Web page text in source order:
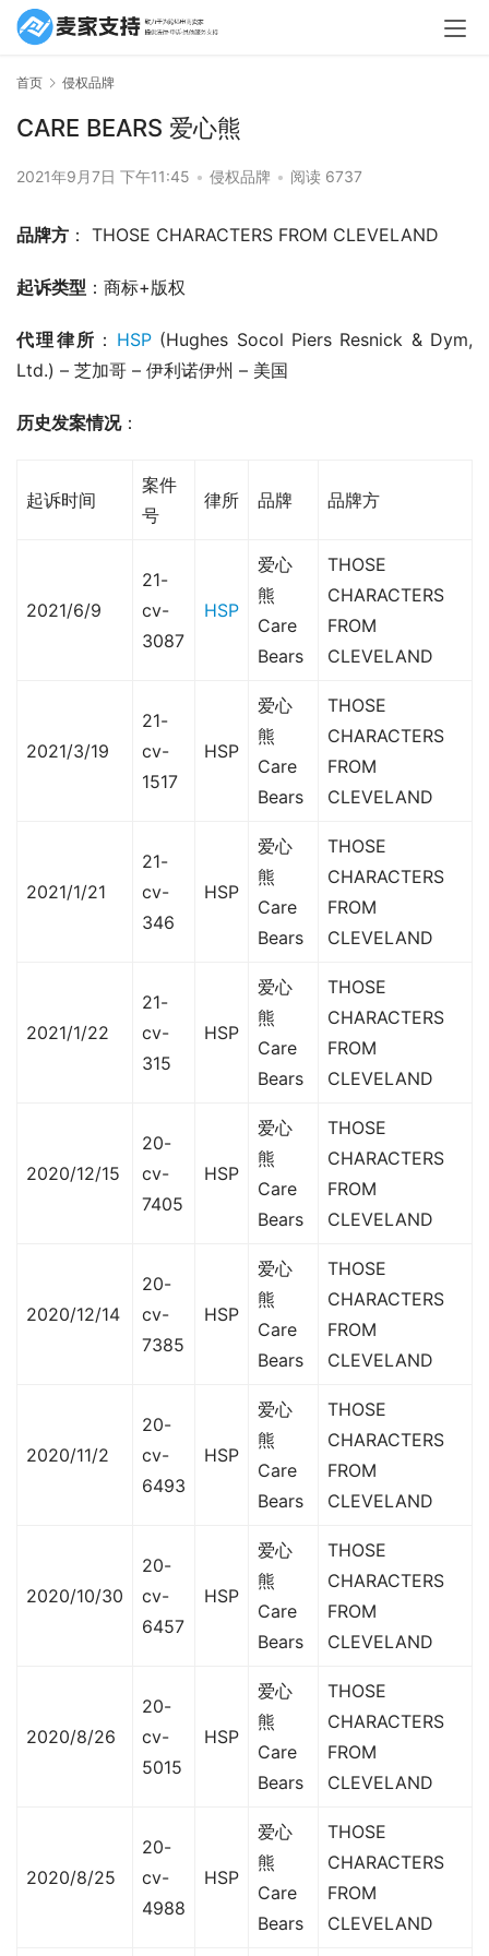
首页 侵权品牌
CARE BEARS 爱心熊
2021年9月7日 下午11:45 • 侵权品牌 • 阅读 6737
品牌方 ： THOSE CHARACTERS FROM CLEVELAND
起诉类型 ：商标+版权
代理律所 ： HSP (Hughes Socol Piers Resnick & Dym,
Ltd.) – 芝加哥 – 伊利诺伊州 – 美国
历史发案情况：
起诉时间
案件
号
律所 品牌 品牌方
2021/6/9
21-
cv-
3087
HSP
爱心
熊
Care
Bears
THOSE
CHARACTERS
FROM
CLEVELAND
2021/3/19
21-
cv-
1517
HSP
爱心
熊
Care
Bears
THOSE
CHARACTERS
FROM
CLEVELAND
2021/1/21
21-
cv-
346
HSP
爱心
熊
Care
Bears
THOSE
CHARACTERS
FROM
CLEVELAND
2021/1/22
21-
cv-
315
HSP
爱心
熊
Care
Bears
THOSE
CHARACTERS
FROM
CLEVELAND
2020/12/15
20-
cv-
7405
HSP
爱心
熊
Care
Bears
THOSE
CHARACTERS
FROM
CLEVELAND
2020/12/14
20-
cv-
7385
HSP
爱心
熊
Care
Bears
THOSE
CHARACTERS
FROM
CLEVELAND
2020/11/2
20-
cv-
6493
HSP
爱心
熊
Care
Bears
THOSE
CHARACTERS
FROM
CLEVELAND
2020/10/30
20-
cv-
6457
HSP
爱心
熊
Care
Bears
THOSE
CHARACTERS
FROM
CLEVELAND
2020/8/26
20-
cv-
5015
HSP
爱心
熊
Care
Bears
THOSE
CHARACTERS
FROM
CLEVELAND
2020/8/25
20-
cv-
4988
HSP
爱心
熊
Care
Bears
THOSE
CHARACTERS
FROM
CLEVELAND